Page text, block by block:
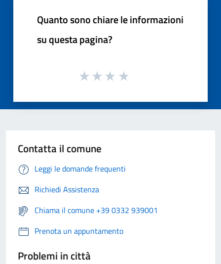
Quanto sono chiare le informazioni
su questa pagina?
Contatta il comune
Leggi le domande frequenti
Richiedi Assistenza
Chiama il comune +39 0332 939001
Prenota un appuntamento
Problemi in città